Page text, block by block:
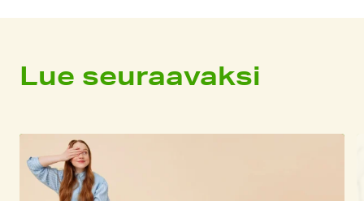
Lue seuraavaksi